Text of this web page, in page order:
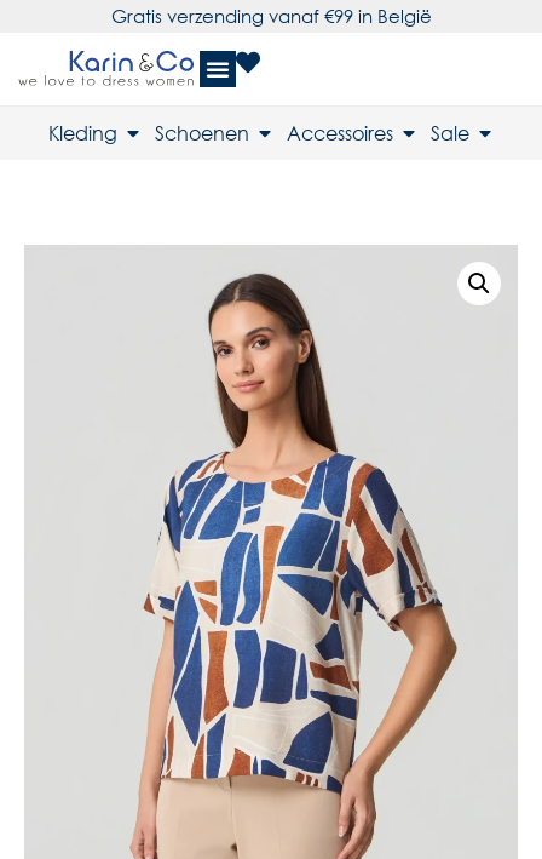
Gratis verzending vanaf €99 in België
Kleding Schoenen Accessoires Sale